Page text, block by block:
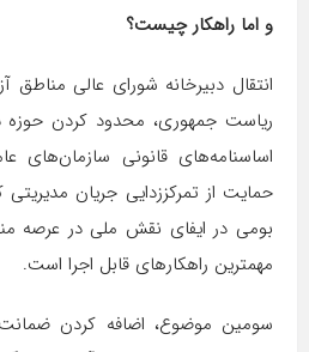
و اما راهکار چیست؟
انتقال دبیرخانه شورای عالی مناطق
ریاست جمهوری، محدود کردن حوزه
اساسنامه‌های قانونی سازمان‌های
حمایت از تمرکززدایی جریان
بومی در ایفای نقش ملی در عرصه
مهمترین راهکارهای قابل اجرا است.
سومین موضوع، اضافه کردن ضمانت